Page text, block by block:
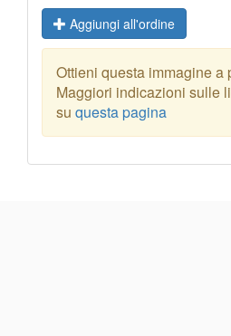
Aggiungi all'ordine
Ottieni questa immagine a
Maggiori indicazioni sulle
su questa pagina